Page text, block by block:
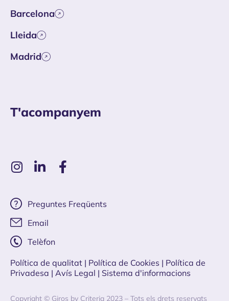
Barcelona
Lleida
Madrid
Política de qualitat | Política de Cookies | Política de
Privadesa | Avís Legal | Sistema d'informacions
Copyright © Giros by Criteria 2023 – Tots els drets reservats
T'acompanyem
Preguntes Freqüents
Email
Telèfon